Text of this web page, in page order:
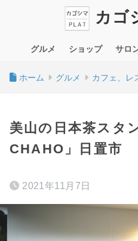
カゴ
グルメ ショップ サロ
ホーム グルメ カフェ、レ
美山の日本茶スタ
CHAHO」日置市
2021年11月7日